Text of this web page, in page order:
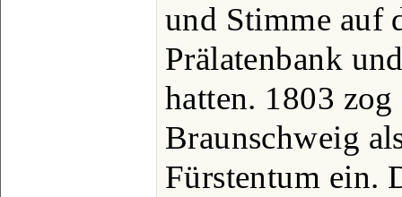
und Stimme auf
Prälatenbank
hatten. 1803
Braunschweig
Fürstentum ein.